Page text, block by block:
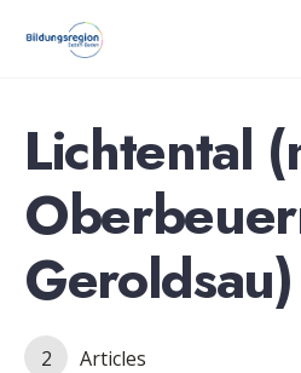
Lichtental
Geroldsau)
2 Articles